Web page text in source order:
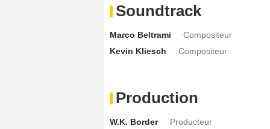
Soundtrack
Marco Beltrami
Compositeur
Kevin Kliesch
Compositeur
Production
W.K. Border
Producteur